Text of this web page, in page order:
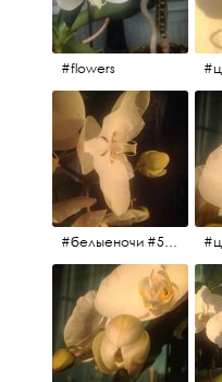
#flowers
#белыеночи #5утра #11июня2017 #цветы